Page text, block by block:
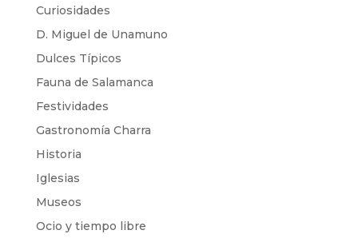
Curiosidades
D. Miguel de Unamuno
Dulces Típicos
Fauna de Salamanca
Festividades
Gastronomía Charra
Historia
Iglesias
Museos
Ocio y tiempo libre